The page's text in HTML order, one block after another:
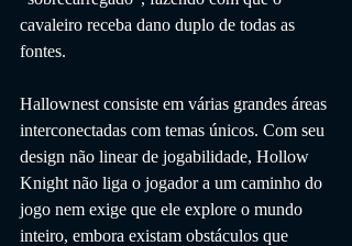
cavaleiro receba dano duplo de todas as
fontes.
Hallownest consiste em várias grandes áreas
interconectadas com temas únicos. Com seu
design não linear de jogabilidade, Hollow
Knight não liga o jogador a um caminho do
jogo nem exige que ele explore o mundo
inteiro, embora existam obstáculos que